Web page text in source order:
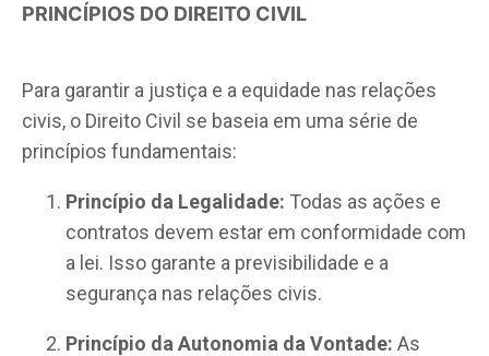
PRINCÍPIOS DO DIREITO CIVIL
Para garantir a justiça e a equidade nas relações
civis, o Direito Civil se baseia em uma série de
princípios fundamentais:
Princípio da Legalidade: Todas as ações e
contratos devem estar em conformidade com
a lei. Isso garante a previsibilidade e a
segurança nas relações civis.
Princípio da Autonomia da Vontade: As